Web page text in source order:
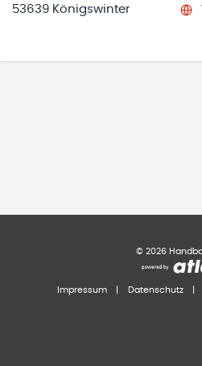
53639 Königswinter
© 2026
Impressum Datenschutz